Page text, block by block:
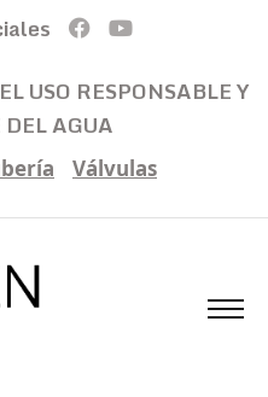
USO RESPONSABLE Y
AGUA
Válvulas